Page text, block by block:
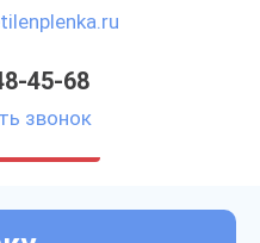
45-68
звонок
пленка